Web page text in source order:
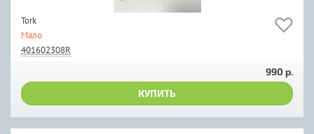
Tork
Мало
401602308R
990 р.
КУПИТЬ